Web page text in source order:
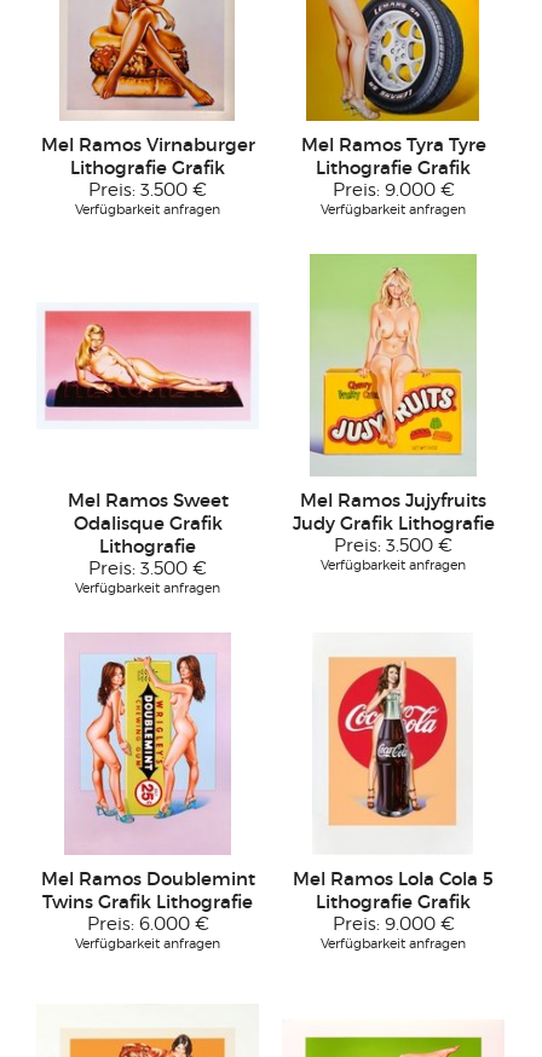
Mel Ramos Virnaburger
Lithografie Grafik
Preis: 3.500 €
Verfügbarkeit anfragen
Mel Ramos Tyra Tyre
Lithografie Grafik
Preis: 9.000 €
Verfügbarkeit anfragen
Mel Ramos Sweet
Odalisque Grafik
Lithografie
Preis: 3.500 €
Verfügbarkeit anfragen
Mel Ramos Jujyfruits
Judy Grafik Lithografie
Preis: 3.500 €
Verfügbarkeit anfragen
Mel Ramos Doublemint
Twins Grafik Lithografie
Preis: 6.000 €
Verfügbarkeit anfragen
Mel Ramos Lola Cola 5
Lithografie Grafik
Preis: 9.000 €
Verfügbarkeit anfragen